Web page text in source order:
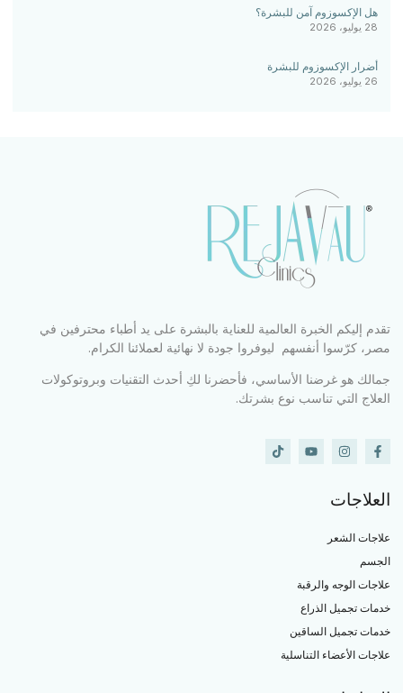
هل الإكسوزوم آمن للبشرة؟
28 يوليو، 2026
أضرار الإكسوزوم للبشرة
26 يوليو، 2026
تقدم إليكم الخبرة العالمية للعناية بالبشرة على يد أطباء محترفين في
مصر، كرّسوا أنفسهم ليوفروا جودة لا نهائية لعملائنا الكرام.
جمالك هو غرضنا الأساسي، فأحضرنا لكِ أحدث التقنيات وبروتوكولات
العلاج التي تناسب نوع بشرتك.
العلاجات
علاجات الشعر
الجسم
علاجات الوجه والرقبة
خدمات تجميل الذراع
خدمات تجميل الساقين
علاجات الأعضاء التناسلية